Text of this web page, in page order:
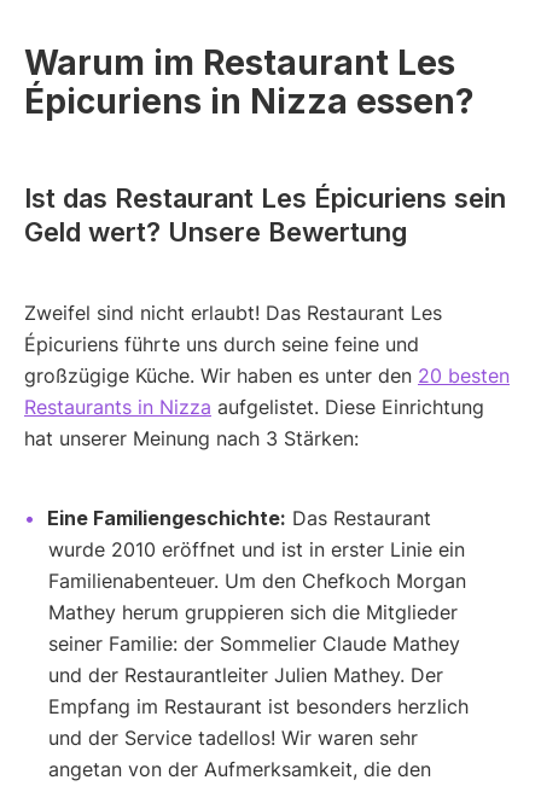
Warum im Restaurant Les
Épicuriens in Nizza essen?
Ist das Restaurant Les Épicuriens sein
Geld wert? Unsere Bewertung
Zweifel sind nicht erlaubt! Das Restaurant Les
Épicuriens führte uns durch seine feine und
großzügige Küche. Wir haben es unter den 20 besten
Restaurants in Nizza aufgelistet. Diese Einrichtung
hat unserer Meinung nach 3 Stärken:
Eine Familiengeschichte: Das Restaurant
wurde 2010 eröffnet und ist in erster Linie ein
Familienabenteuer. Um den Chefkoch Morgan
Mathey herum gruppieren sich die Mitglieder
seiner Familie: der Sommelier Claude Mathey
und der Restaurantleiter Julien Mathey. Der
Empfang im Restaurant ist besonders herzlich
und der Service tadellos! Wir waren sehr
angetan von der Aufmerksamkeit, die den